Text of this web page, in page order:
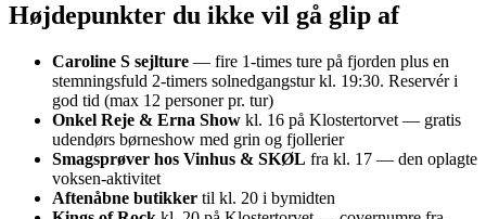
Højdepunkter du ikke vil gå glip af
Caroline S sejlture — fire 1-times ture på fjorden plus en
stemningsfuld 2-timers solnedgangstur kl. 19:30. Reservér i
god tid (max 12 personer pr. tur)
Onkel Reje & Erna Show kl. 16 på Klostertorvet — gratis
udendørs børneshow med grin og fjollerier
Smagsprøver hos Vinhus & SKØL fra kl. 17 — den oplagte
voksen-aktivitet
Aftenåbne butikker til kl. 20 i bymidten